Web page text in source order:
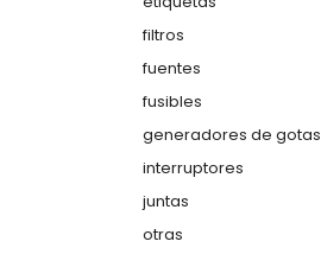
filtros
fuentes
fusibles
generadores de gotas
interruptores
juntas
otras